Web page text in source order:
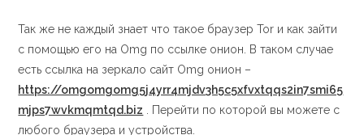
Так же не каждый знает что такое браузер Tor и как зайти
с помощью его на Omg по ссылке онион. В таком случае
есть ссылка на зеркало сайт Omg онион –
https://omgomgomg5j4yrr4mjdv3h5c5xfvxtqqs2in7smi65
mjps7wvkmqmtqd.biz . Перейти по которой вы можете с
любого браузера и устройства.